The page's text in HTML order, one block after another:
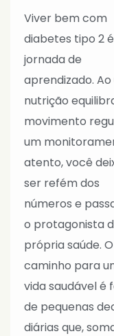
Viver bem com
diabetes tipo 2
jornada de
aprendizado. Ao
nutrição
movimento
um
atento, você
ser refém dos
números e
o protagonista
própria saúde. O
caminho para
vida saudável é
de pequenas
diárias que,